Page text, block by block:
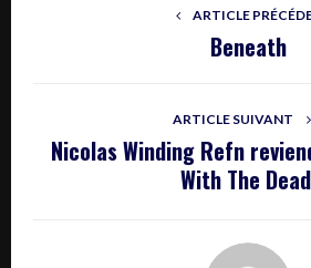
ARTICLE
Beneath
ARTICLE SUIVANT
Nicolas Winding Refn
With The